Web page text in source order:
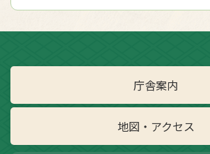
庁舎案内
地図・アクセス